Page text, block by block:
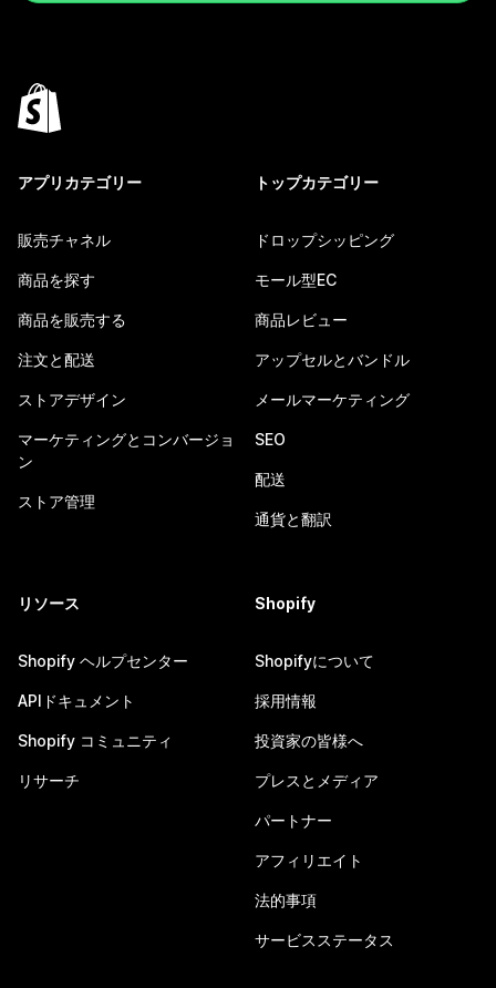
アプリカテゴリー
販売チャネル
商品を探す
商品を販売する
注文と配送
ストアデザイン
マーケティングとコンバージョ
ン
ストア管理
トップカテゴリー
ドロップシッピング
モール型EC
商品レビュー
アップセルとバンドル
メールマーケティング
SEO
配送
通貨と翻訳
リソース
Shopify ヘルプセンター
APIドキュメント
Shopify コミュニティ
リサーチ
Shopify
Shopifyについて
採用情報
投資家の皆様へ
プレスとメディア
パートナー
アフィリエイト
法的事項
サービスステータス